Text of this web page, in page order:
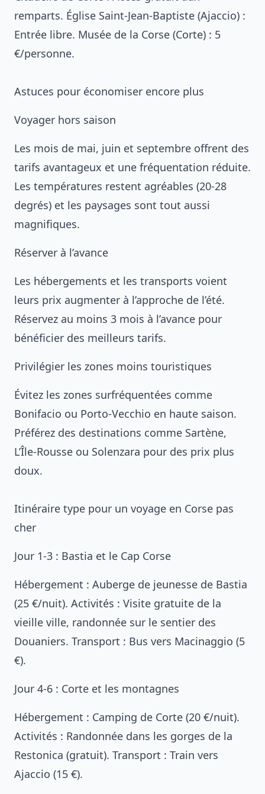
remparts. Église Saint-Jean-Baptiste (Ajaccio) :
Entrée libre. Musée de la Corse (Corte) : 5
€/personne.
Astuces pour économiser encore plus
Voyager hors saison
Les mois de mai, juin et septembre offrent des
tarifs avantageux et une fréquentation réduite.
Les températures restent agréables (20-28
degrés) et les paysages sont tout aussi
magnifiques.
Réserver à l’avance
Les hébergements et les transports voient
leurs prix augmenter à l’approche de l’été.
Réservez au moins 3 mois à l’avance pour
bénéficier des meilleurs tarifs.
Privilégier les zones moins touristiques
Évitez les zones surfréquentées comme
Bonifacio ou Porto-Vecchio en haute saison.
Préférez des destinations comme Sartène,
L’Île-Rousse ou Solenzara pour des prix plus
doux.
Itinéraire type pour un voyage en Corse pas
cher
Jour 1-3 : Bastia et le Cap Corse
Hébergement : Auberge de jeunesse de Bastia
(25 €/nuit). Activités : Visite gratuite de la
vieille ville, randonnée sur le sentier des
Douaniers. Transport : Bus vers Macinaggio (5
€).
Jour 4-6 : Corte et les montagnes
Hébergement : Camping de Corte (20 €/nuit).
Activités : Randonnée dans les gorges de la
Restonica (gratuit). Transport : Train vers
Ajaccio (15 €).